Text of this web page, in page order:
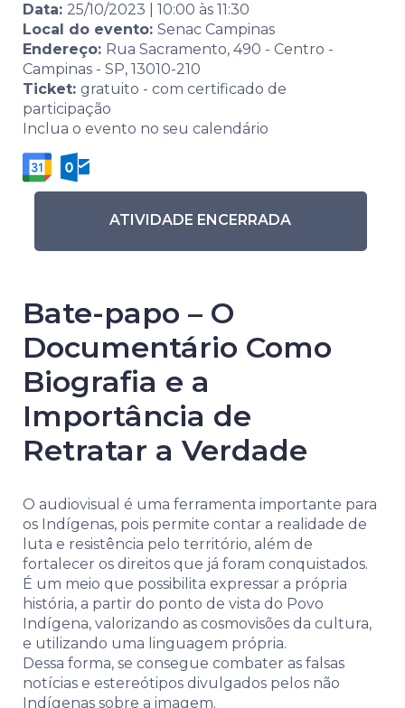
Data: 25/10/2023 10:00 às 11:30
Local do evento: Senac Campinas
Endereço: Rua Sacramento, 490 - Centro -
Campinas - SP, 13010-210
Ticket: gratuito - com certificado de
participação
Inclua o evento no seu calendário
ATIVIDADE ENCERRADA
Bate-papo – O
Documentário Como
Biografia e a
Importância de
Retratar a Verdade
O audiovisual é uma ferramenta importante para
os Indígenas, pois permite contar a realidade de
luta e resistência pelo território, além de
fortalecer os direitos que já foram conquistados.
É um meio que possibilita expressar a própria
história, a partir do ponto de vista do Povo
Indígena, valorizando as cosmovisões da cultura,
e utilizando uma linguagem própria.
Dessa forma, se consegue combater as falsas
notícias e estereótipos divulgados pelos não
Indígenas sobre a imagem.